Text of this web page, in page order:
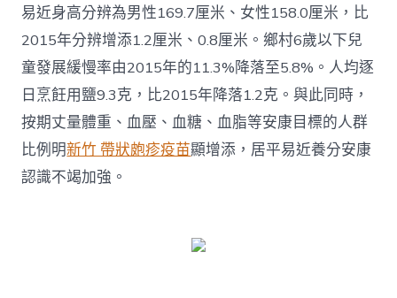
易近身高分辨為男性169.7厘米、女性158.0厘米，比
2015年分辨增添1.2厘米、0.8厘米。鄉村6歲以下兒
童發展緩慢率由2015年的11.3%降落至5.8%。人均逐
日烹飪用鹽9.3克，比2015年降落1.2克。與此同時，
按期丈量體重、血壓、血糖、血脂等安康目標的人群
比例明新竹 帶狀皰疹疫苗顯增添，居平易近養分安康
認識不竭加強。